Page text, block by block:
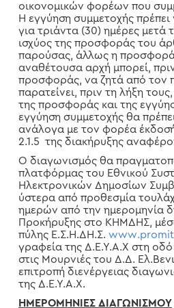
οικονομικών φορέων που
Η εγγύηση συμμετοχής πρέπει
για τριάντα (30) ημέρες μετά
ισχύος της προσφοράς του
παρούσας, άλλως η προσφορά
αναθέτουσα αρχή μπορεί,
προσφοράς, να ζητά από τον
παρατείνει, πριν τη λήξη
της προσφοράς και της
εγγύηση συμμετοχής θα
ανάλογα με τον φορέα
2.1.5 της διακήρυξης
Ο διαγωνισμός θα
πλατφόρμας του Εθνικού
Ηλεκτρονικών Δημοσίων
ύστερα από προθεσμία
ημερών από την ημερομηνία
Προκήρυξης στο ΚΗΜΔΗΣ,
πύλης Ε.Σ.Η.ΔΗ.Σ. www.
γραφεία της Δ.Ε.Υ.Α.Χ στη
στις Μουρνιές του Δ.Δ.
επιτροπή διενέργειας
της Δ.Ε.Υ.Α.Χ.
ΗΜΕΡΟΜΗΝΙΕΣ ΔΙΑΓΩΝΙΣΜΟΥ